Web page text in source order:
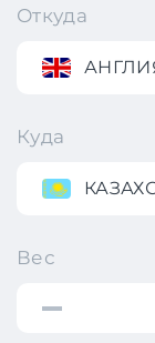
Откуда
Куда
Вес